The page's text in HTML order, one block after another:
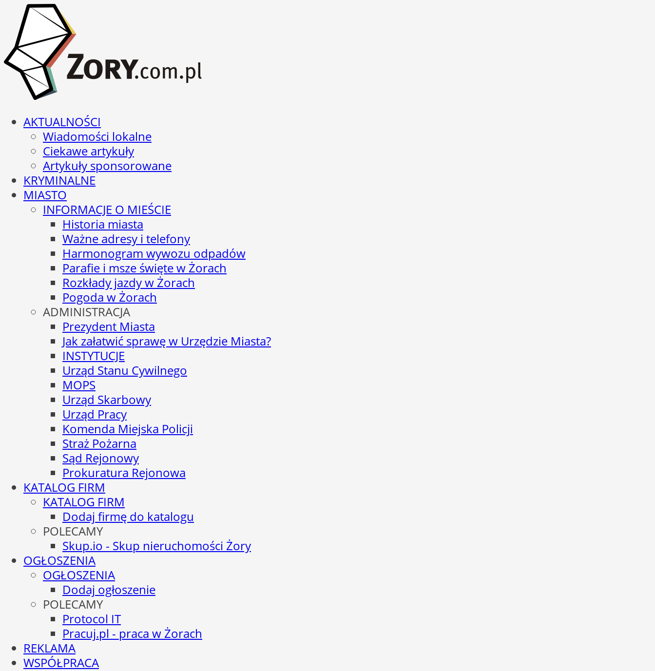
AKTUALNOŚCI
Wiadomości lokalne
Ciekawe artykuły
Artykuły sponsorowane
KRYMINALNE
MIASTO
INFORMACJE O MIEŚCIE
Historia miasta
Ważne adresy i telefony
Harmonogram wywozu odpadów
Parafie i msze święte w Żorach
Rozkłady jazdy w Żorach
Pogoda w Żorach
ADMINISTRACJA
Prezydent Miasta
Jak załatwić sprawę w Urzędzie Miasta?
INSTYTUCJE
Urząd Stanu Cywilnego
MOPS
Urząd Skarbowy
Urząd Pracy
Komenda Miejska Policji
Straż Pożarna
Sąd Rejonowy
Prokuratura Rejonowa
KATALOG FIRM
KATALOG FIRM
Dodaj firmę do katalogu
POLECAMY
Skup.io - Skup nieruchomości Żory
OGŁOSZENIA
OGŁOSZENIA
Dodaj ogłoszenie
POLECAMY
Protocol IT
Pracuj.pl - praca w Żorach
REKLAMA
WSPÓŁPRACA